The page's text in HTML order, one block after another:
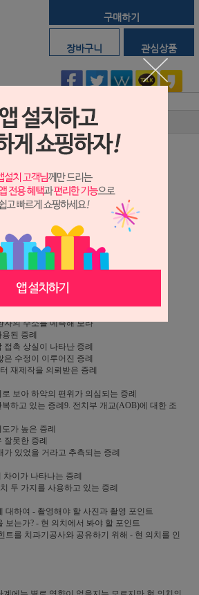
구매하기
장바구니 관심상품
상품리뷰
상세 정보를 확대해 보실 수 있습니다.
* 28cm, 칼라인쇄,
978-89-5741-813-0
자의 주소를 예측해 보라
용된 증례
접촉 상실이 나타난 증례
은 수정이 이루어진 증례
재제작을 의뢰받은 증례
로 보아 하악의 편위가 의심되는 증례
복하고 있는 증례9. 전치부 개교(AOB)에 대한 조
도가 높은 증례
잘못한 증례
가 있었을 거라고 추측되는 증례
차이가 나타나는 증례
두 가지를 사용하고 있는 증례
대하여 - 촬영해야 할 사진과 촬영 포인트
보는가? - 현 의치에서 봐야 할 포인트
트를 치과기공사와 공유하기 위해 - 현 의치를 인